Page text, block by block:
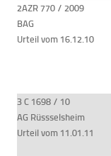
2AZR 770 / 2009
BAG
Urteil vom 16.12.10
3 C 1698 / 10
AG Rüssselsheim
Urteil vom 11.01.11